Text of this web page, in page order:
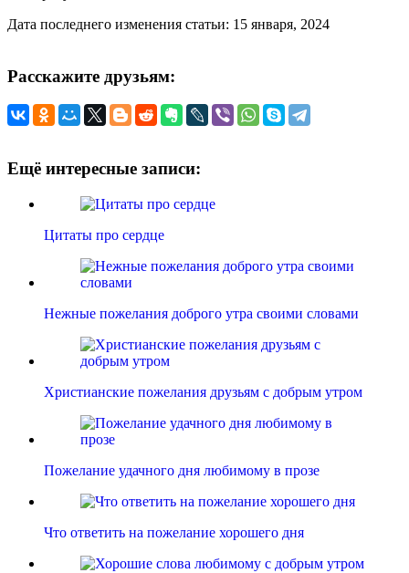
Дата последнего изменения статьи: 15 января, 2024
Расскажите друзьям:
Ещё интересные записи:
Цитаты про сердце
Нежные пожелания доброго утра своими словами
Христианские пожелания друзьям с добрым утром
Пожелание удачного дня любимому в прозе
Что ответить на пожелание хорошего дня